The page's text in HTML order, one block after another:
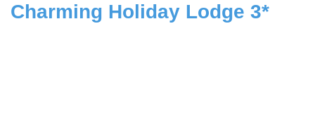
Charming Holiday Lodge 3*